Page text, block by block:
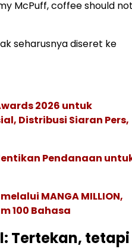
McPuff, coffee should not
seharusnya diseret ke
2026 untuk
Distribusi Siaran Pers,
Pendanaan
MANGA MILLION,
100 Bahasa
Tertekan, tetapi